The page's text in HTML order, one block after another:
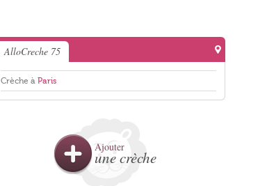
AlloCreche 75
Crèche à Paris
Ajouter
une crèche